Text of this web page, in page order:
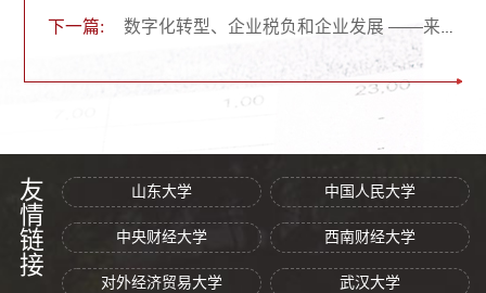
下一篇: 数字化转型、企业税负和企业发展 ——来自企业经营范围变更的证据（经济学院第124期青联学术午餐会）
友情链接 山东大学 中国人民大学
中央财经大学 西南财经大学
对外经济贸易大学 武汉大学